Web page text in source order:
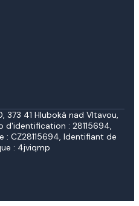
373 41 Hluboká nad Vltavou,
d'identification : 28115694,
CZ28115694, Identifiant de
: 4jviqmp